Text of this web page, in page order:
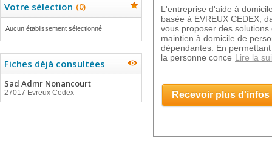
Votre sélection (0)
Aucun établissement sélectionné
Fiches déjà consultées
Sad Admr Nonancourt
27017 Evreux Cedex
L'entreprise d'aide à
basée à EVREUX CEDEX,
vous proposer des
maintien à domicile de
dépendantes. En
la personne conce Lire la
Recevoir plus d'infos